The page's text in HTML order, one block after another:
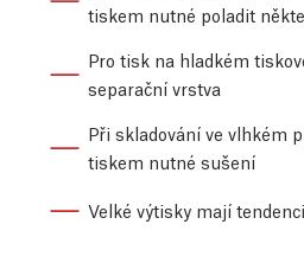
tiskem nutné poladit
Pro tisk na hladkém
separační vrstva
Při skladování ve vlhkém
tiskem nutné sušení
Velké výtisky mají